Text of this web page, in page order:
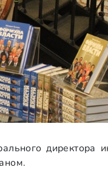
директора